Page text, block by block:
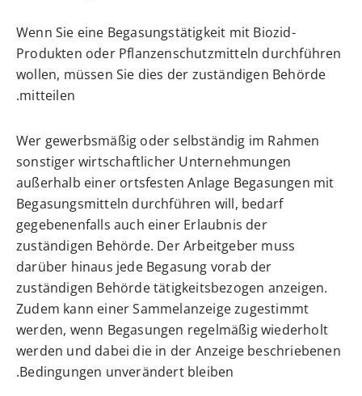
Wenn Sie eine Begasungstätigkeit mit Biozid-
Produkten oder Pflanzenschutzmitteln durchführen
wollen, müssen Sie dies der zuständigen Behörde
mitteilen.
Wer gewerbsmäßig oder selbständig im Rahmen
sonstiger wirtschaftlicher Unternehmungen
außerhalb einer ortsfesten Anlage Begasungen mit
Begasungsmitteln durchführen will, bedarf
gegebenenfalls auch einer Erlaubnis der
zuständigen Behörde. Der Arbeitgeber muss
darüber hinaus jede Begasung vorab der
zuständigen Behörde tätigkeitsbezogen anzeigen.
Zudem kann einer Sammelanzeige zugestimmt
werden, wenn Begasungen regelmäßig wiederholt
werden und dabei die in der Anzeige beschriebenen
Bedingungen unverändert bleiben.